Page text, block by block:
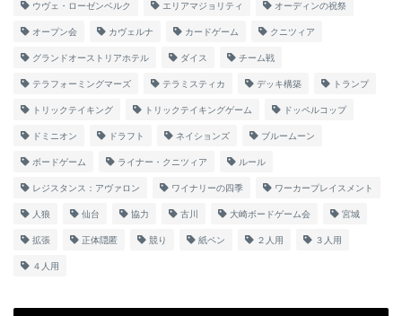
ウヴェ・ローゼンベルク エリアマジョリティ オーディンの祝祭
オープン会 カヴェルナ カードゲーム クニツィア
グランドオーストリアホテル ダイス チーム戦
テラフォーミングマーズ テラミスティカ デッキ構築 トランプ
トリックテイキング トリックテイキングゲーム ドッペルコップ
ドミニオン ドラフト ネイションズ ブルームーン
ボードゲーム ライナー・クニツィア ルール
レジスタンス：アヴァロン ワイナリーの四季 ワーカープレイスメント
人狼 仙台 協力 古川 大崎ボードゲーム会 宮城
拡張 正体隠匿 競り 紙ペン ２人用 ３人用
４人用